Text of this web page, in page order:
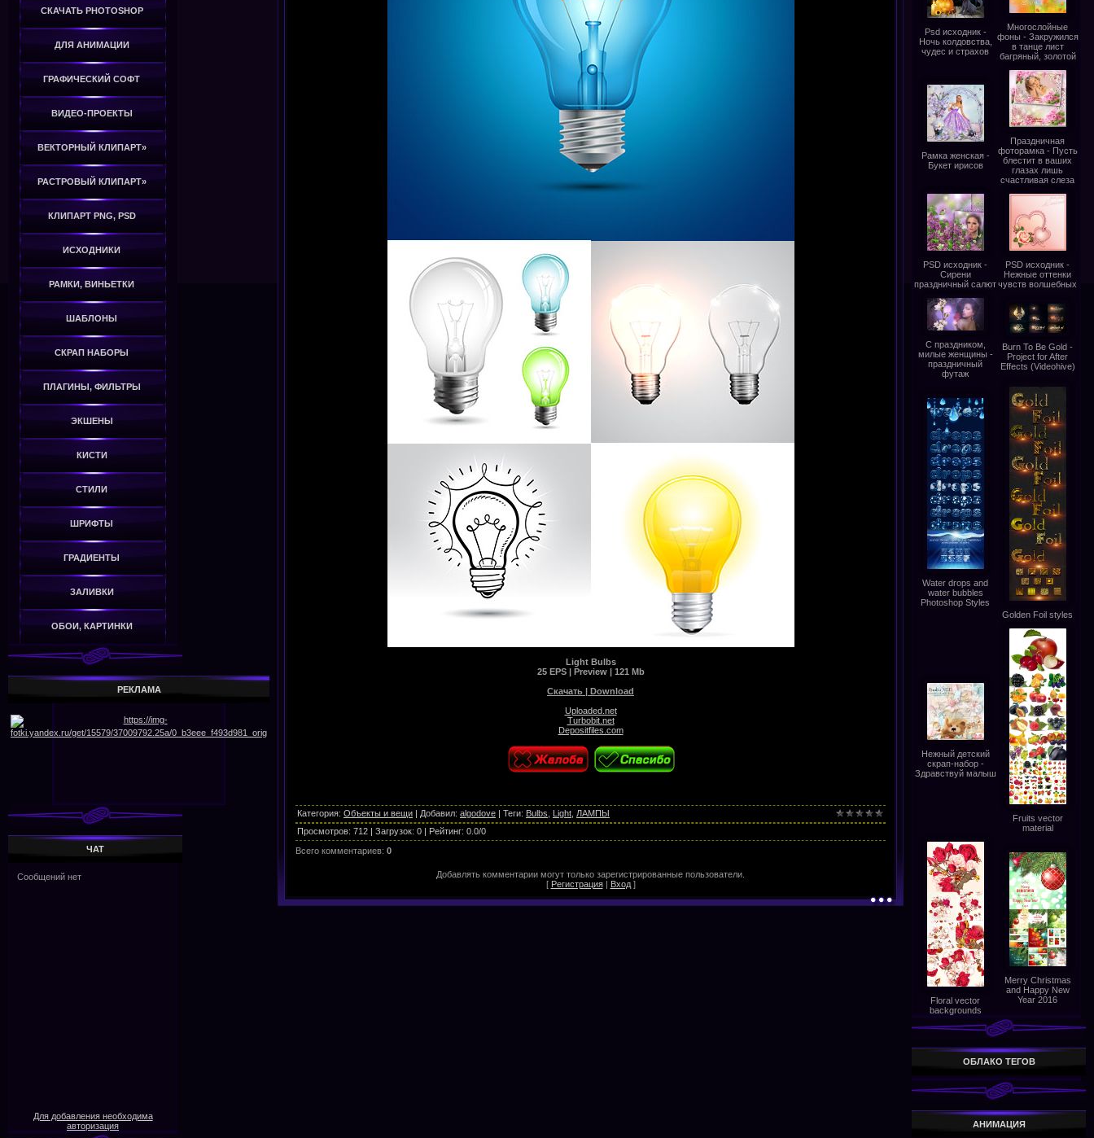
СКАЧАТЬ PHOTOSHOP
ДЛЯ АНИМАЦИИ
ГРАФИЧЕСКИЙ СОФТ
ВИДЕО-ПРОЕКТЫ
ВЕКТОРНЫЙ КЛИПАРТ»
РАСТРОВЫЙ КЛИПАРТ»
КЛИПАРТ PNG, PSD
ИСХОДНИКИ
РАМКИ, ВИНЬЕТКИ
ШАБЛОНЫ
СКРАП НАБОРЫ
ПЛАГИНЫ, ФИЛЬТРЫ
ЭКШЕНЫ
КИСТИ
СТИЛИ
ШРИФТЫ
ГРАДИЕНТЫ
ЗАЛИВКИ
ОБОИ, КАРТИНКИ
РЕКЛАМА
ЧАТ
Для добавления необходима
авторизация
Light Bulbs
25 EPS | Preview | 121 Mb
Скачать | Download
Uploaded.net
Turbobit.net
Depositfiles.com
Категория: Объекты и вещи | Добавил: algodove | Теги: Bulbs Light ЛАМПЫ
Просмотров: 712 | Загрузок: 0 | Рейтинг: 0.0/0
Всего комментариев: 0
Добавлять комментарии могут только зарегистрированные пользователи.
[ Регистрация| Вход]
Psd исходник -
Ночь колдовства,
чудес и страхов
Многослойные
фоны - Закружился
в танце лист
багряный, золотой
Рамка женская -
Букет ирисов
Праздничная
фоторамка - Пусть
блестит в ваших
глазах лишь
счастливая слеза
PSD исходник -
Сирени
праздничный салют
PSD исходник -
Нежные оттенки
чувств волшебных
С праздником,
милые женщины -
праздничный
футаж
Burn To Be Gold -
Project for After
Effects (Videohive)
Water drops and
water bubbles
Photoshop Styles
Golden Foil styles
Нежный детский
скрап-набор -
Здравствуй малыш
Fruits vector
material
Floral vector
backgrounds
Merry Christmas
and Happy New
Year 2016
ОБЛАКО ТЕГОВ
АНИМАЦИЯ